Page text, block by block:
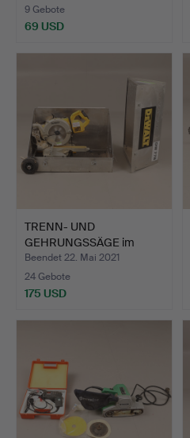
9 Gebote
69 USD
TRENN- UND
GEHRUNGSSÄGE im
Karton, DeWalt …
Beendet 22. Mai 2021
24 Gebote
175 USD